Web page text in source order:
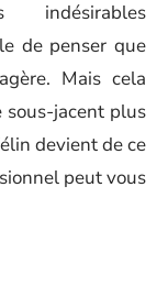
indésirables
de penser que
Mais cela
sous-jacent plus
devient de ce
peut vous